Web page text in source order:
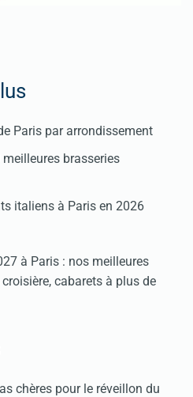
Paris par arrondissement
brasseries
italiens à Paris en 2026
à Paris : nos meilleures
cabarets à plus de
chères pour le réveillon du